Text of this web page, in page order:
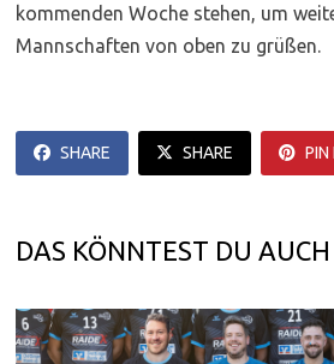
kommenden Woche stehen, um
Mannschaften von oben zu grüßen.
SHARE SHARE PIN
DAS KÖNNTEST DU